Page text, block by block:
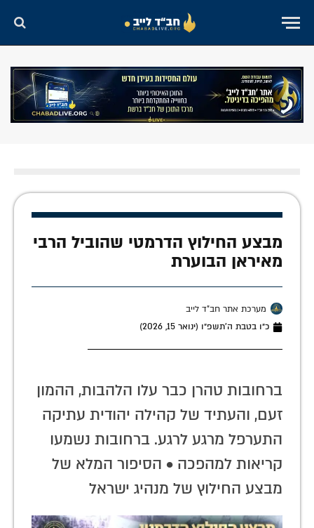
מבצע החילוץ הדרמטי שהוביל הרבי
מאיראן הבוערת
מערכת אתר חב"ד לייב
כ״ו בטבת ה׳תשפ״ו (ינואר 15, 2026)
ברחובות טהרן כבר עלו הלהבות, ההמון
זעם, והעתיד של קהילה יהודית עתיקה
התערפל מרגע לרגע. ברחובות נשמעו
קריאות למהפכה • הסיפור המלא של
מבצע החילוץ של מנהיג ישראל